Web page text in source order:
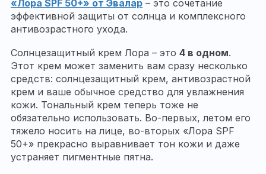
«Лора SPF 50+» от Эвалар – это сочетание
эффективной защиты от солнца и комплексного
антивозрастного ухода.
Солнцезащитный крем Лора – это 4 в одном.
Этот крем может заменить вам сразу несколько
средств: солнцезащитный крем, антивозрастной
крем и ваше обычное средство для увлажнения
кожи. Тональный крем теперь тоже не
обязательно использовать. Во-первых, летом его
тяжело носить на лице, во-вторых «Лора SPF
50+» прекрасно выравнивает тон кожи и даже
устраняет пигментные пятна.